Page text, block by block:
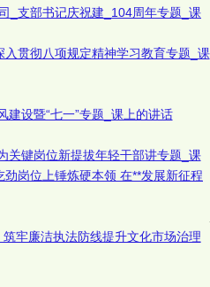
_支部书记庆祝建_104周年专题_课
入贯彻八项规定精神学习教育专题_课
建设暨“七一”专题_课上的讲话
关键岗位新提拔年轻干部讲专题_课
劲岗位上锤炼硬本领 在**发展新征程
牢廉洁执法防线提升文化市场治理